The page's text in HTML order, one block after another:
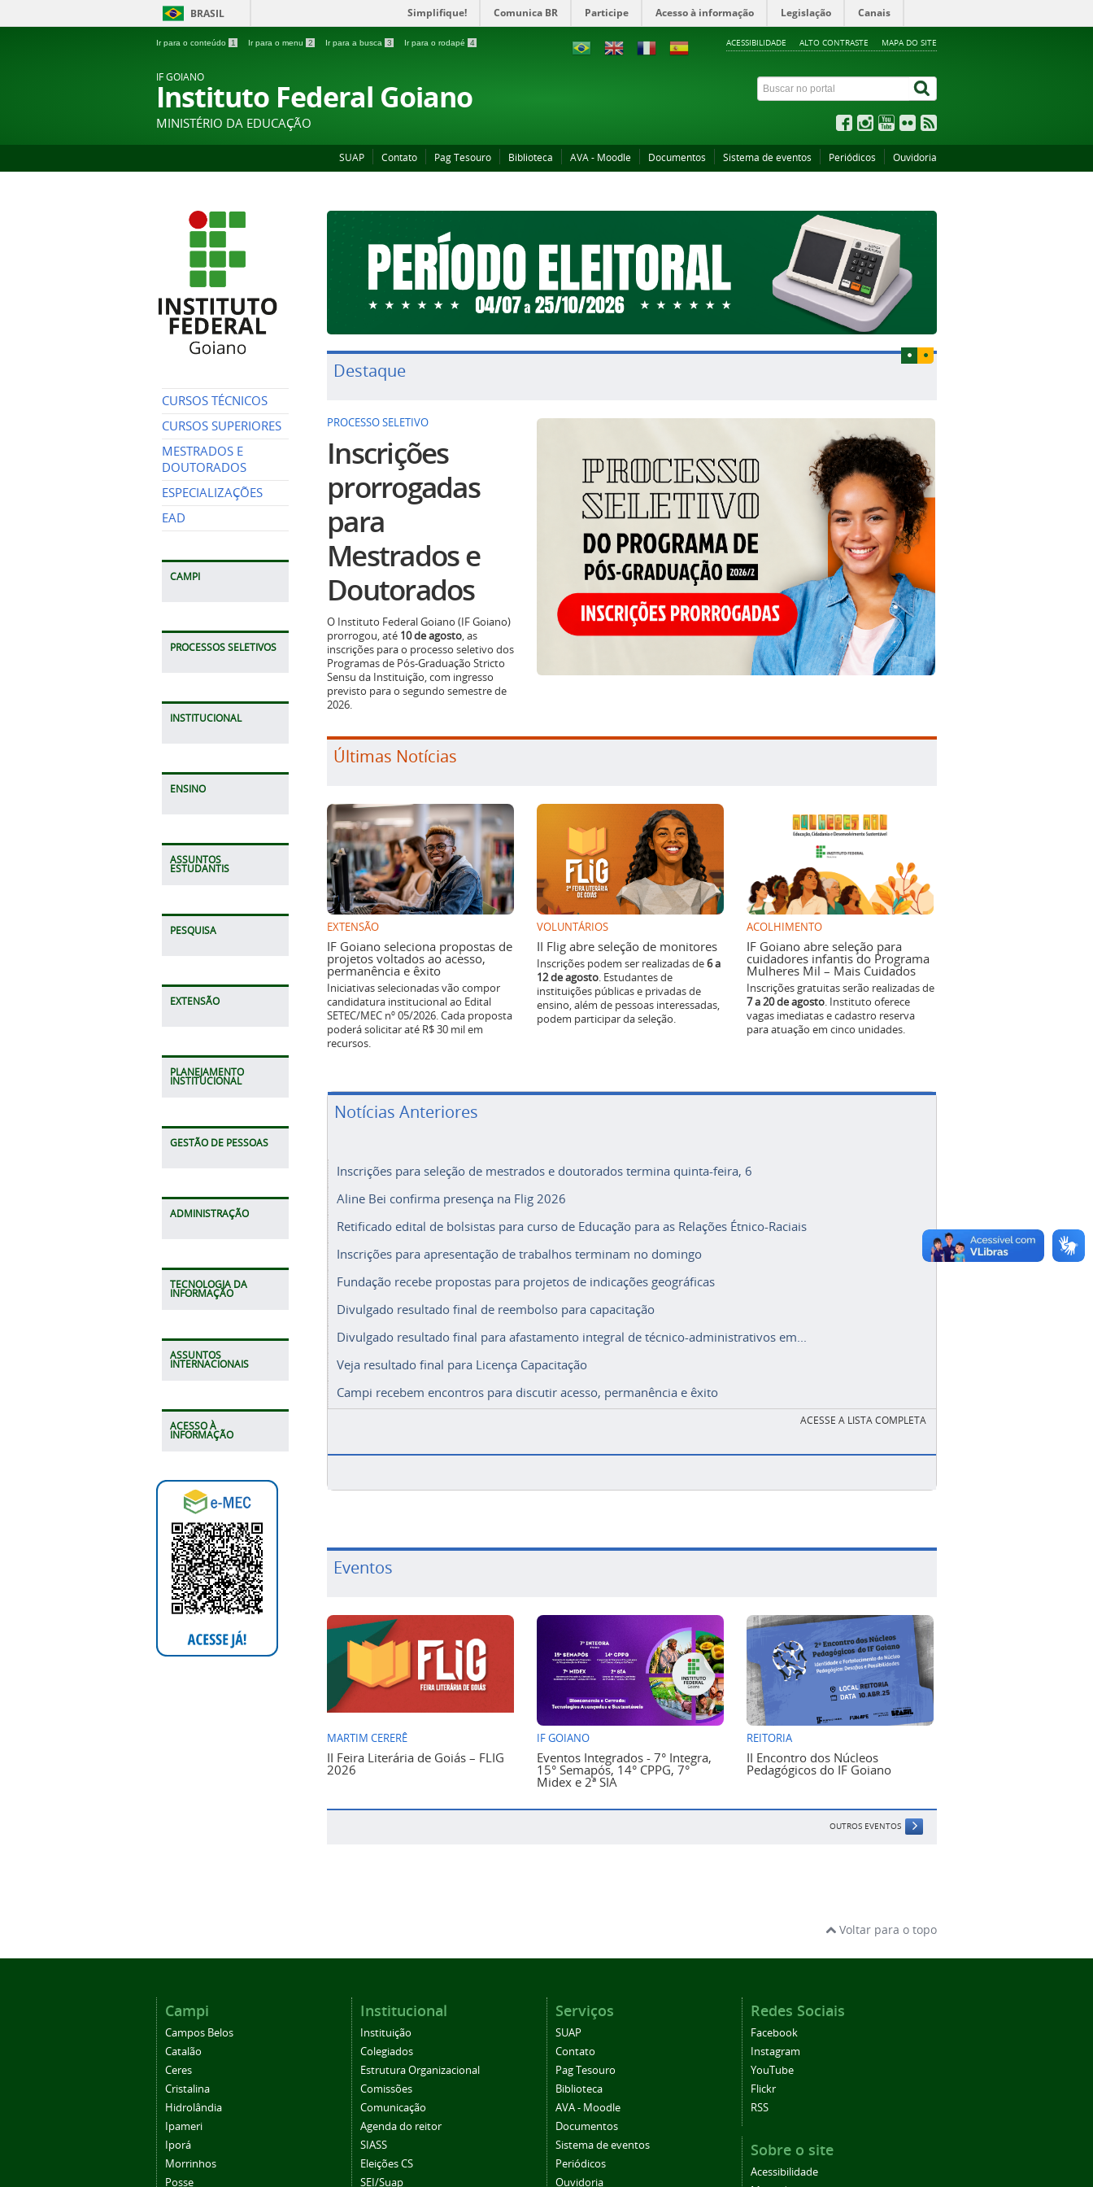
BRASIL Simplifique! Comunica BR Participe Acesso à informação Legislação Canais
Ir para o conteúdo 1 Ir para o menu 2 Ir para a busca 3 Ir para o rodapé 4 ACESSIBILIDADE ALTO CONTRASTE MAPA DO SITE
IF GOIANO
Instituto Federal Goiano
MINISTÉRIO DA EDUCAÇÃO
SUAP Contato Pag Tesouro Biblioteca AVA - Moodle Documentos Sistema de eventos Periódicos Ouvidoria
CURSOS TÉCNICOS
CURSOS SUPERIORES
MESTRADOS E
DOUTORADOS
ESPECIALIZAÇÕES
EAD
CAMPI
PROCESSOS SELETIVOS
INSTITUCIONAL
ENSINO
ASSUNTOS
ESTUDANTIS
PESQUISA
EXTENSÃO
PLANEJAMENTO
INSTITUCIONAL
GESTÃO DE PESSOAS
ADMINISTRAÇÃO
TECNOLOGIA DA
INFORMAÇÃO
ASSUNTOS
INTERNACIONAIS
ACESSO À
INFORMAÇÃO
Destaque
PROCESSO SELETIVO
Inscrições
prorrogadas
para
Mestrados e
Doutorados
O Instituto Federal Goiano (IF Goiano)
prorrogou, até 10 de agosto, as
inscrições para o processo seletivo dos
Programas de Pós-Graduação Stricto
Sensu da Instituição, com ingresso
previsto para o segundo semestre de
2026.
Últimas Notícias
EXTENSÃO
IF Goiano seleciona propostas de
projetos voltados ao acesso,
permanência e êxito
Iniciativas selecionadas vão compor
candidatura institucional ao Edital
SETEC/MEC nº 05/2026. Cada proposta
poderá solicitar até R$ 30 mil em
recursos.
VOLUNTÁRIOS
II Flig abre seleção de monitores
Inscrições podem ser realizadas de6 a
12 de agosto. Estudantes de
instituições públicas e privadas de
ensino, além de pessoas interessadas,
podem participar da seleção.
ACOLHIMENTO
IF Goiano abre seleção para
cuidadores infantis do Programa
Mulheres Mil – Mais Cuidados
Inscrições gratuitas serão realizadas de
7 a 20 de agosto. Instituto oferece
vagas imediatas e cadastro reserva
para atuação em cinco unidades.
Notícias Anteriores
Inscrições para seleção de mestrados e doutorados termina quinta-feira, 6
Aline Bei confirma presença na Flig 2026
Retificado edital de bolsistas para curso de Educação para as Relações Étnico-Raciais
Inscrições para apresentação de trabalhos terminam no domingo
Fundação recebe propostas para projetos de indicações geográficas
Divulgado resultado final de reembolso para capacitação
Divulgado resultado final para afastamento integral de técnico-administrativos em...
Veja resultado final para Licença Capacitação
Campi recebem encontros para discutir acesso, permanência e êxito
ACESSE A LISTA COMPLETA
Eventos
MARTIM CERERÊ
II Feira Literária de Goiás – FLIG
2026
IF GOIANO
Eventos Integrados - 7° Integra,
15° Semapós, 14° CPPG, 7°
Midex e 2ª SIA
REITORIA
II Encontro dos Núcleos
Pedagógicos do IF Goiano
OUTROS EVENTOS
Voltar para o topo
Campi
Campos Belos
Catalão
Ceres
Cristalina
Hidrolândia
Ipameri
Iporá
Morrinhos
Posse
Institucional
Instituição
Colegiados
Estrutura Organizacional
Comissões
Comunicação
Agenda do reitor
SIASS
Eleições CS
SEI/Suap
Serviços
SUAP
Contato
Pag Tesouro
Biblioteca
AVA - Moodle
Documentos
Sistema de eventos
Periódicos
Ouvidoria
Redes Sociais
Facebook
Instagram
YouTube
Flickr
RSS
Sobre o site
Acessibilidade